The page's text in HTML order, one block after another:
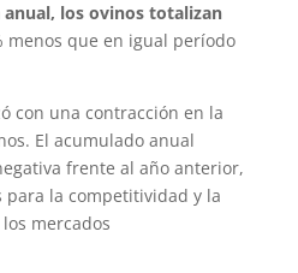
anual, los ovinos totalizan
menos que en igual período
con una contracción en la
El acumulado anual
frente al año anterior,
para la competitividad y la
mercados